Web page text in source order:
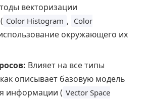
векторизации
Color Histogram , Color
окружающего их
Влияет на все типы
описывает базовую модель
информации ( Vector Space